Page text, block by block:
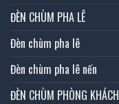
ĐÈN CHÙM PHA LÊ
Đèn chùm pha lê
Đèn chùm pha lê nến
ĐÈN CHÙM PHÒNG KHÁCH